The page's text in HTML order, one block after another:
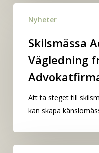
Advokat
Vägledning
Advokatfirman
Libre
Nyheter
Skilsmässa
Vägledning
Att ta steget till
kan skapa